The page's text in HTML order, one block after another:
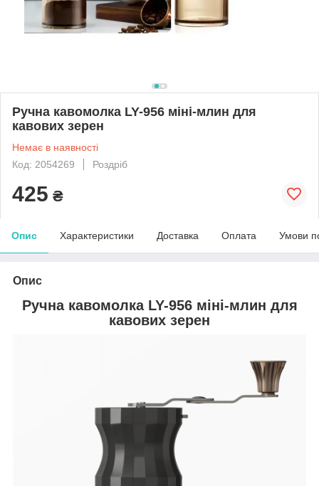
Ручна кавомолка LY-956 міні-млин для
кавових зерен
Немає в наявності
Код: 2054269
Роздріб
425 ₴
Опис Характеристики Доставка Оплата Умови
Опис
Ручна кавомолка LY-956 міні-млин для
кавових зерен